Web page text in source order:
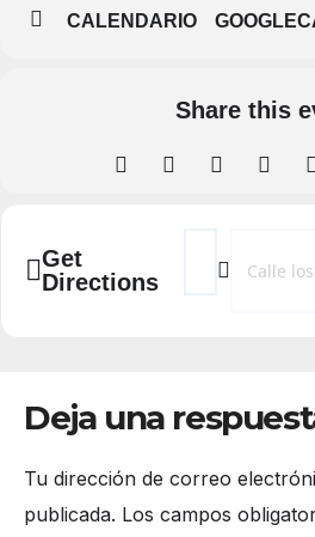
CALENDARIO
Share this
Get
Directions
Address -
Deja una
Tu dirección de correo
publicada. Los campos